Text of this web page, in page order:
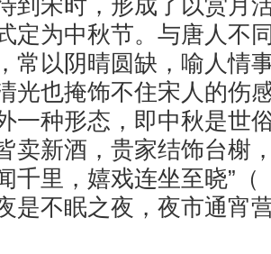
到宋时，形成了以赏月
定为中秋节。与唐人不
常以阴晴圆缺，喻人情
光也掩饰不住宋人的伤
一种形态，即中秋是世
卖新酒，贵家结饰台榭
千里，嬉戏连坐至晓”
是不眠之夜，夜市通宵